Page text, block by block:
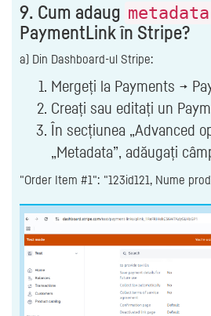
9. Cum adaug metadata
PaymentLink în Stripe?
a) Din Dashboard-ul Stripe:
Mergeți la Payments →
Creați sau editați un
În secțiunea „Advanced
„Metadata”, adăugați
"Order Item #1": "123id121, Nume